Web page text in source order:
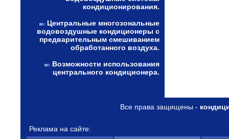
кондиционирования.
Центральные многозональные
водовоздушные кондиционеры с
предварительным смешиванием
обработанного воздуха.
Возможности использования
центрального кондиционера.
Все права защищены -
Реклама на сайте: